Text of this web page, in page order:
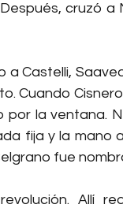
cruzó
a Castelli,
Cuando
la ventana.
fija y la mano
fue
Allí